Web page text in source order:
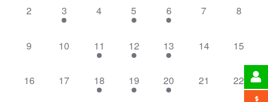
0
2
1
event,
3
0
4
1
event,
5
1
event,
6
0
7
0
8
0
9
0
10
1
event,
11
1
event,
12
1
event,
13
0
14
0
15
0
16
0
17
1
event,
18
1
event,
19
1
event,
20
0
21
0
events,
22